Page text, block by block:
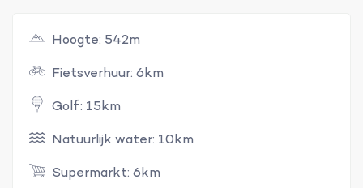
Hoogte: 542m
Fietsverhuur: 6km
Golf: 15km
Natuurlijk water: 10km
Supermarkt: 6km